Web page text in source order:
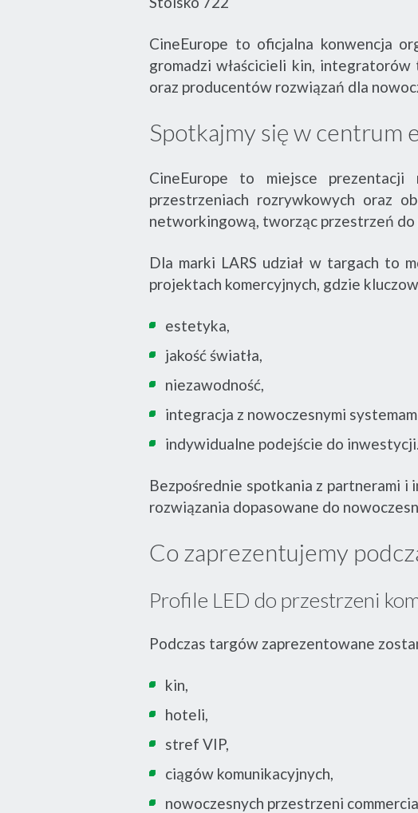
CineEurope to oficjalna konwencja
gromadzi właścicieli kin,
oraz producentów rozwiązań dla
Spotkajmy się w centrum
CineEurope to miejsce prezentacji
przestrzeniach rozrywkowych oraz
networkingową, tworząc przestrzeń do
Dla marki LARS udział w targach to
projektach komercyjnych, gdzie
estetyka,
jakość światła,
niezawodność,
integracja z nowoczesnymi
indywidualne podejście do inwestycji.
Bezpośrednie spotkania z partnerami
rozwiązania dopasowane do
Co zaprezentujemy
Profile LED do przestrzeni
Podczas targów zaprezentowane
kin,
hoteli,
stref VIP,
ciągów komunikacyjnych,
nowoczesnych przestrzeni